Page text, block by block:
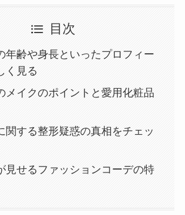
目次
年齢や身長といったプロフィー
く見る
メイクのポイントと愛用化粧品
関する整形疑惑の真相をチェッ
見せるファッションコーデの特